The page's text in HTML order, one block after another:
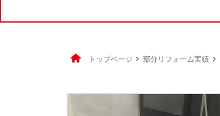
トップページ 部分リフォーム実績